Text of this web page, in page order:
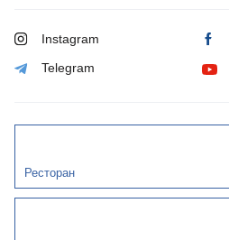
Instagram
Telegram
Ресторан